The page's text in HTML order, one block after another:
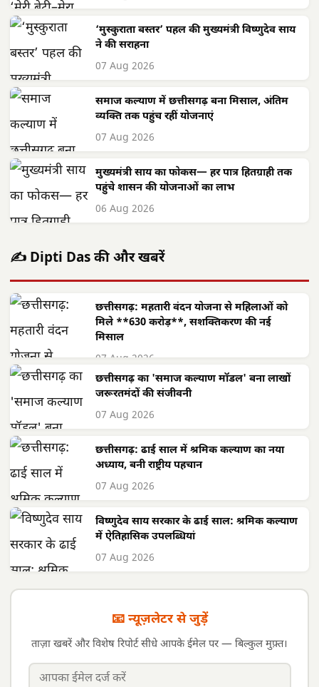
‘मुस्कुराता बस्तर’ पहल की मुख्यमंत्री विष्णुदेव साय
ने की सराहना
07 Aug 2026
समाज कल्याण में छत्तीसगढ़ बना मिसाल, अंतिम
व्यक्ति तक पहुंच रहीं योजनाएं
07 Aug 2026
मुख्यमंत्री साय का फोकस— हर पात्र हितग्राही तक
पहुंचे शासन की योजनाओं का लाभ
06 Aug 2026
✍️ Dipti Das की और खबरें
छत्तीसगढ़: महतारी वंदन योजना से महिलाओं को
मिले **630 करोड़**, सशक्तिकरण की नई
मिसाल
07 Aug 2026
छत्तीसगढ़ का 'समाज कल्याण मॉडल' बना लाखों
जरूरतमंदों की संजीवनी
07 Aug 2026
छत्तीसगढ़: ढाई साल में श्रमिक कल्याण का नया
अध्याय, बनी राष्ट्रीय पहचान
07 Aug 2026
विष्णुदेव साय सरकार के ढाई साल: श्रमिक कल्याण
में ऐतिहासिक उपलब्धियां
07 Aug 2026
📧 न्यूज़लेटर से जुड़ें
ताज़ा खबरें और विशेष रिपोर्ट सीधे आपके ईमेल पर — बिल्कुल मुफ़्त।